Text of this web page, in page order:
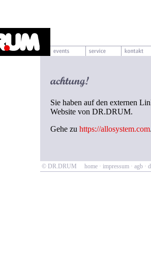
Sie haben auf den externen
Website von DR.DRUM.
Gehe zu https://allosystem.com
© DR.DRUM home · impressum · agb ·